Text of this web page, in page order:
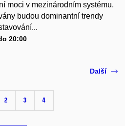
moci v mezinárodním systému.
budou dominantní trendy
20:00
2 3 4
Další